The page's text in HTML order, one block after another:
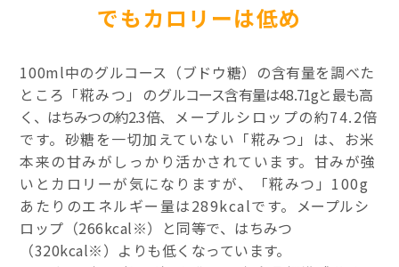
でもカロリーは低め
100ml中のグルコース（ブドウ糖）の含有量を調べた
ところ 「糀みつ」のグルコース含有量は48.71gと最も高
く、はちみつの約2.3倍、メープルシロップの約74.2倍
です。砂糖を一切加えていない「糀みつ」は、お米
本来の甘みがしっかり活かされています。甘みが強
いとカロリーが気になりますが、「糀みつ」100g
あたりのエネルギー量は289kcalです。 メープルシ
ロップ（266kcal※）と同等で、はちみつ
（320kcal※）よりも低くなっています。